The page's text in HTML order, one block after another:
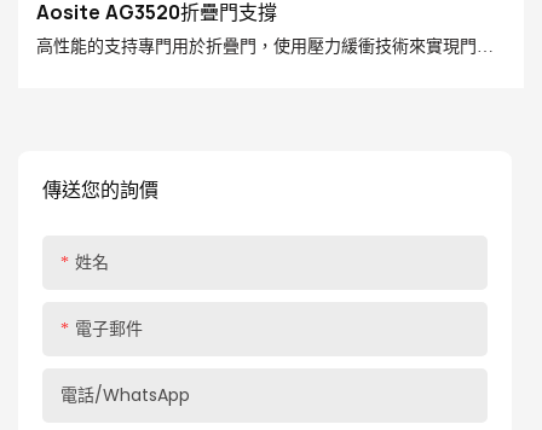
傳送您的詢價
姓名
電子郵件
電話/WhatsApp
Aosite AG3520折疊門支撐
高性能的支持專門用於折疊門，使用壓力緩衝技術來實現門葉